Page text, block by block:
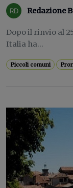
Redazione
Dopo il rinvio al
Italia ha...
Piccoli comuni